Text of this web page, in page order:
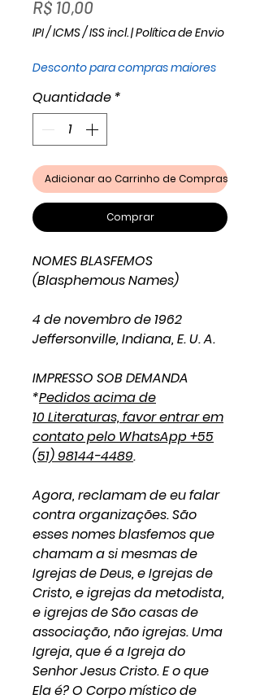
R$ 10,00Preço
IPI / ICMS / ISS incl.|Política de Envio
Desconto para compras maiores
Quantidade *
Adicionar ao Carrinho de Compras
Comprar
NOMES BLASFEMOS
(Blasphemous Names)
4 de novembro de 1962
Jeffersonville, Indiana, E. U. A.
IMPRESSO SOB DEMANDA
*Pedidos acima de
10 Literaturas, favor entrar em
contato pelo WhatsApp +55
(51) 98144-4489.
Agora, reclamam de eu falar
contra organizações. São
esses nomes blasfemos que
chamam a si mesmas de
Igrejas de Deus, e Igrejas de
Cristo, e igrejas da metodista,
e igrejas de São casas de
associação, não igrejas. Uma
Igreja, que é a Igreja do
Senhor Jesus Cristo. E o que
Ela é? O Corpo místico de